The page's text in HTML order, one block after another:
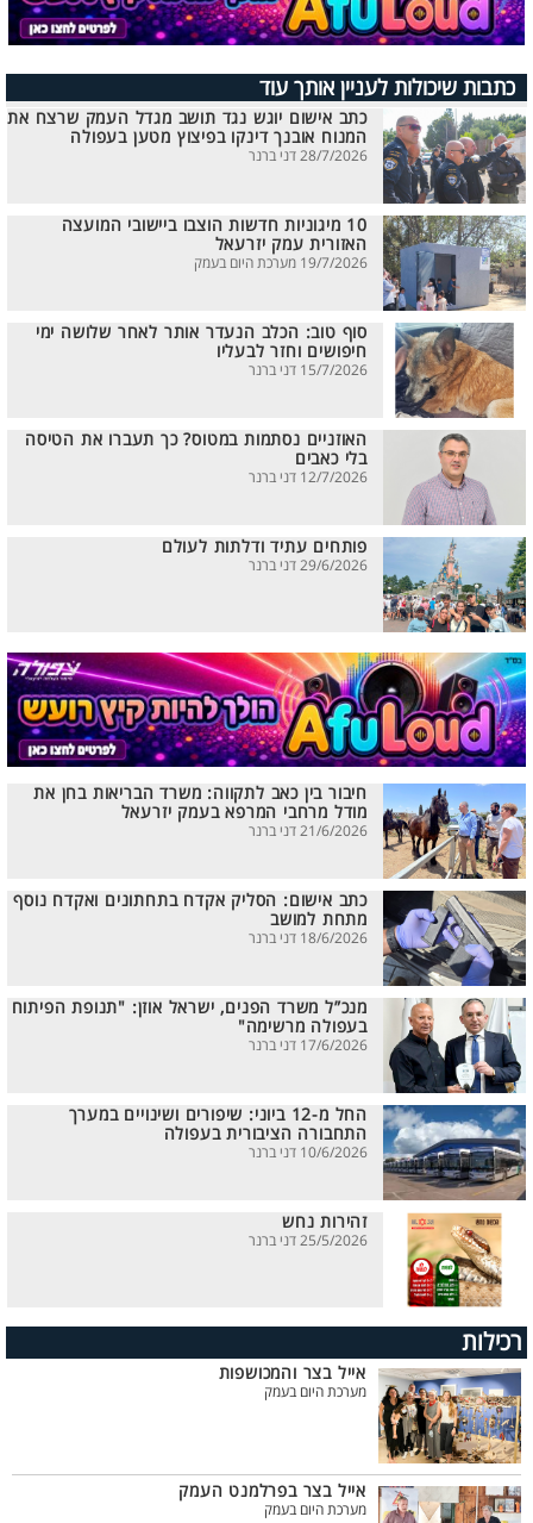
כתבות שיכולות לעניין אותך עוד
כתב אישום יוגש נגד תושב מגדל העמק שרצח את
המנוח אובנך דינקו בפיצוץ מטען בעפולה
28/7/2026 דני ברנר
10 מיגוניות חדשות הוצבו ביישובי המועצה
האזורית עמק יזרעאל
19/7/2026 מערכת היום בעמק
סוף טוב: הכלב הנעדר אותר לאחר שלושה ימי
חיפושים וחזר לבעליו
15/7/2026 דני ברנר
האוזניים נסתמות במטוס? כך תעברו את הטיסה
בלי כאבים
12/7/2026 דני ברנר
פותחים עתיד ודלתות לעולם
29/6/2026 דני ברנר
חיבור בין כאב לתקווה: משרד הבריאות בחן את
מודל מרחבי המרפא בעמק יזרעאל
21/6/2026 דני ברנר
כתב אישום: הסליק אקדח בתחתונים ואקדח נוסף
מתחת למושב
18/6/2026 דני ברנר
מנכ”ל משרד הפנים, ישראל אוזן: "תנופת הפיתוח
בעפולה מרשימה"
17/6/2026 דני ברנר
החל מ-12 ביוני: שיפורים ושינויים במערך
התחבורה הציבורית בעפולה
10/6/2026 דני ברנר
זהירות נחש
25/5/2026 דני ברנר
רכילות
אייל בצר והמכושפות
מערכת היום בעמק
אייל בצר בפרלמנט העמק
מערכת היום בעמק